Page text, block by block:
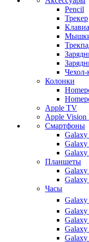
Pencil
Трекер
Чехол-
Колонки
Apple TV
Apple Vision
Смартфоны
Galaxy
Galaxy
Galaxy
Планшеты
Galaxy
Galaxy
Часы
Galaxy
Galaxy
Galaxy
Galaxy
Galaxy